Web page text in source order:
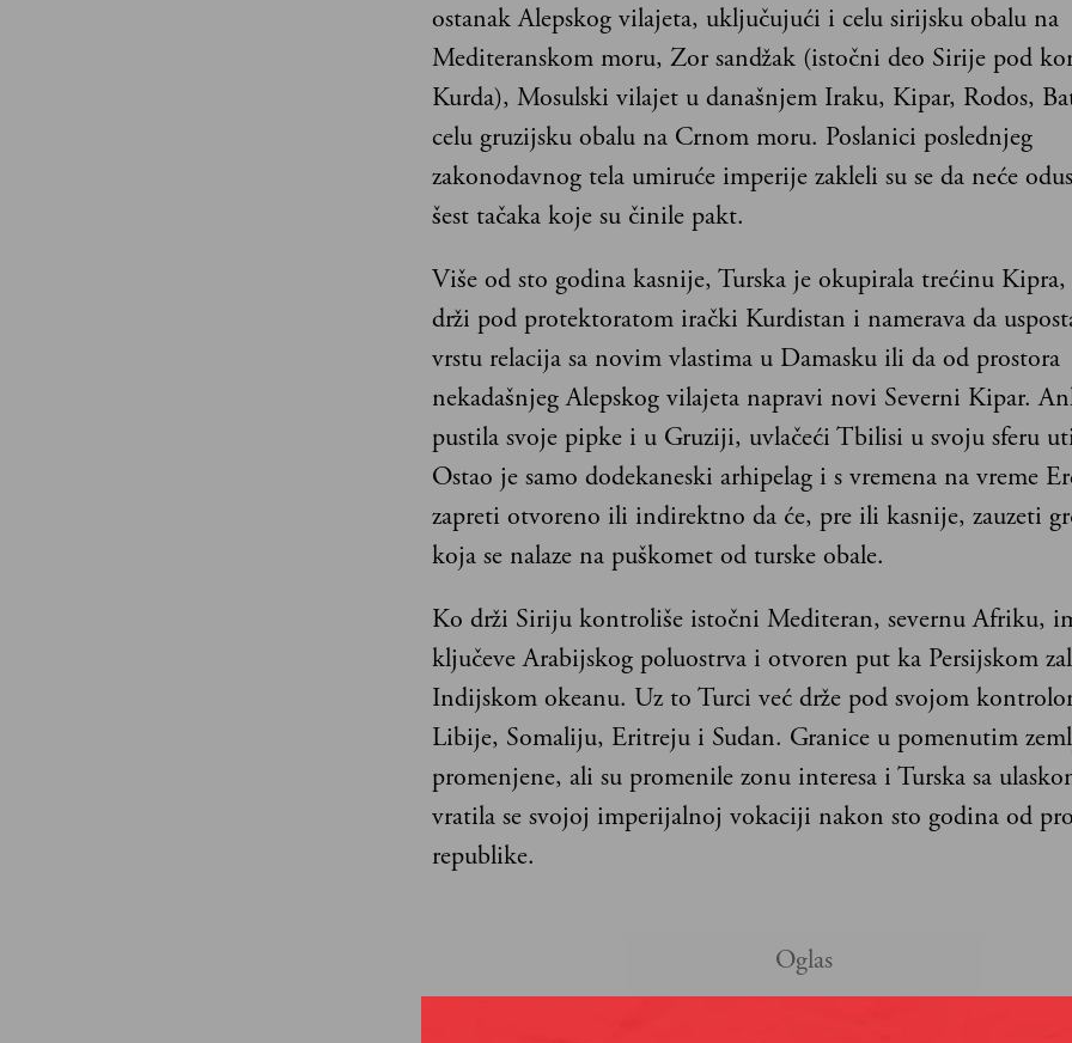
ostanak Alepskog vilajeta, uključujući i celu sirijsku obalu na
Mediteranskom moru, Zor sandžak (istočni deo Sirije pod
Kurda), Mosulski vilajet u današnjem Iraku, Kipar, Rodos,
celu gruzijsku obalu na Crnom moru. Poslanici poslednjeg
zakonodavnog tela umiruće imperije zakleli su se da neće
šest tačaka koje su činile pakt.
Više od sto godina kasnije, Turska je okupirala trećinu
drži pod protektoratom irački Kurdistan i namerava da
vrstu relacija sa novim vlastima u Damasku ili da od prostora
nekadašnjeg Alepskog vilajeta napravi novi Severni Kipar.
pustila svoje pipke i u Gruziji, uvlačeći Tbilisi u svoju sferu
Ostao je samo dodekaneski arhipelag i s vremena na vreme
zapreti otvoreno ili indirektno da će, pre ili kasnije, zauzeti
koja se nalaze na puškomet od turske obale.
Ko drži Siriju kontroliše istočni Mediteran, severnu Afriku,
ključeve Arabijskog poluostrva i otvoren put ka Persijskom
Indijskom okeanu. Uz to Turci već drže pod svojom
Libije, Somaliju, Eritreju i Sudan. Granice u pomenutim
promenjene, ali su promenile zonu interesa i Turska sa
vratila se svojoj imperijalnoj vokaciji nakon sto godina od
republike.